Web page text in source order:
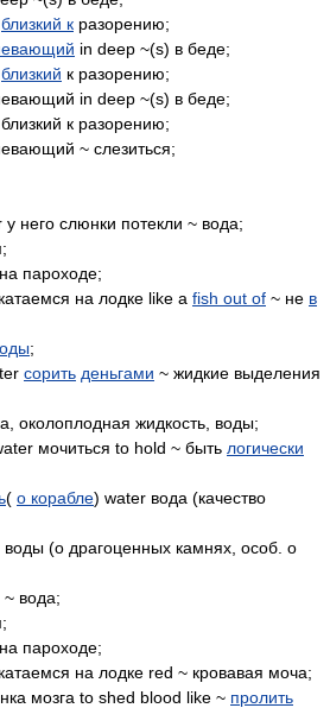
близкий к разорению;
in deep ~(s) в беде;
близкий к разорению;
in deep ~(s) в беде;
к разорению;
~ слезиться;
него слюнки потекли ~ вода;
пароходе;
на лодке like a fish out of ~ не в
;
сорить деньгами ~ жидкие выделения
околоплодная жидкость, воды;
мочиться to hold ~ быть логически
( о корабле) water вода (качество
воды (о драгоценных камнях, особ. о
вода;
пароходе;
на лодке red ~ кровавая моча;
мозга to shed blood like ~ пролить